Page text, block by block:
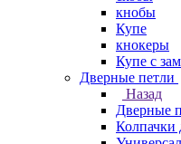
кнобы
Купе
кнокеры
Купе с
Дверные петли
Назад
Дверные
Колпачки